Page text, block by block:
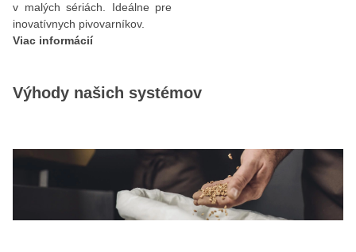
v malých sériách. Ideálne pre
inovatívnych pivovarníkov.
Viac informácií
Výhody našich systémov